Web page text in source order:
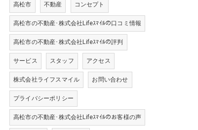
高松市 不動産 コンセプト
高松市の不動産･株式会社Lifeｽﾏｲﾙの口コミ情報
高松市の不動産･株式会社Lifeｽﾏｲﾙの評判
サービス スタッフ アクセス
株式会社ライフスマイル お問い合わせ
プライバシーポリシー
高松市の不動産･株式会社Lifeｽﾏｲﾙのお客様の声